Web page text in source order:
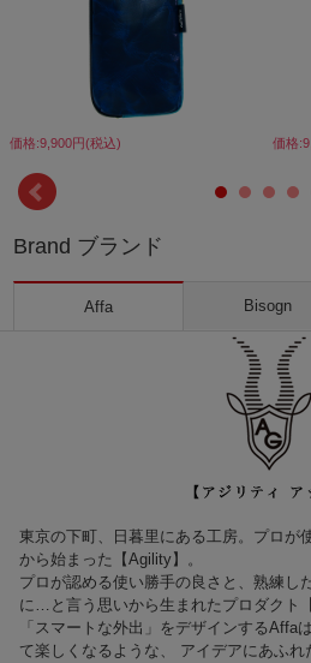
価格:9,900円(税込) 価格
Brand ブランド
Affa Bisogn
東京の下町、日暮里にある工房。プロが
から始まった【Agility】。
プロが認める使い勝手の良さと、熟練し
に…と言う思いから生まれたプロダクト
「スマートな外出」をデザインするAffa
て楽しくなるような、 アイデアにあふ